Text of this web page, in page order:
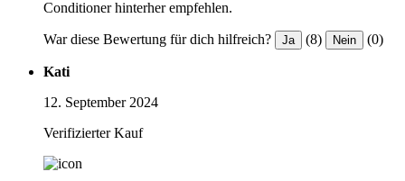
Conditioner hinterher empfehlen.
War diese Bewertung für dich hilfreich? Ja (8) Nein (0)
Kati
12. September 2024
Verifizierter Kauf